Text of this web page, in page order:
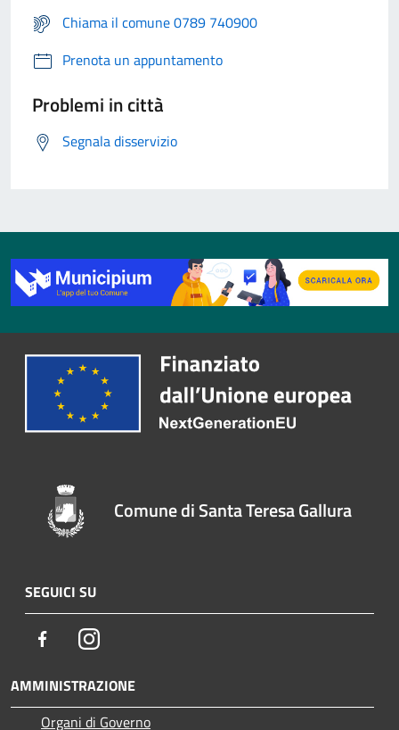
Chiama il comune 0789 740900
Prenota un appuntamento
Problemi in città
Segnala disservizio
Comune di Santa Teresa Gallura
SEGUICI SU
FacebookInstagram
AMMINISTRAZIONE
Organi di Governo